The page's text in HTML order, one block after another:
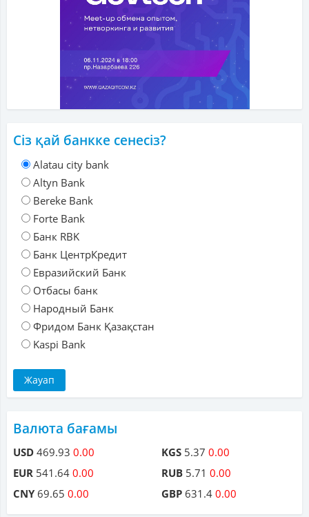
Сіз қай банкке сенесіз?
Alatau city bank
Altyn Bank
Bereke Bank
Forte Bank
Банк RBK
Банк ЦентрКредит
Евразийский Банк
Отбасы банк
Народный Банк
Фридом Банк Қазақстан
Kaspi Bank
Валюта бағамы
USD 469.93 0.00
EUR 541.64 0.00
CNY69.65 0.00
KGS 5.37 0.00
RUB 5.71 0.00
GBP 631.4 0.00